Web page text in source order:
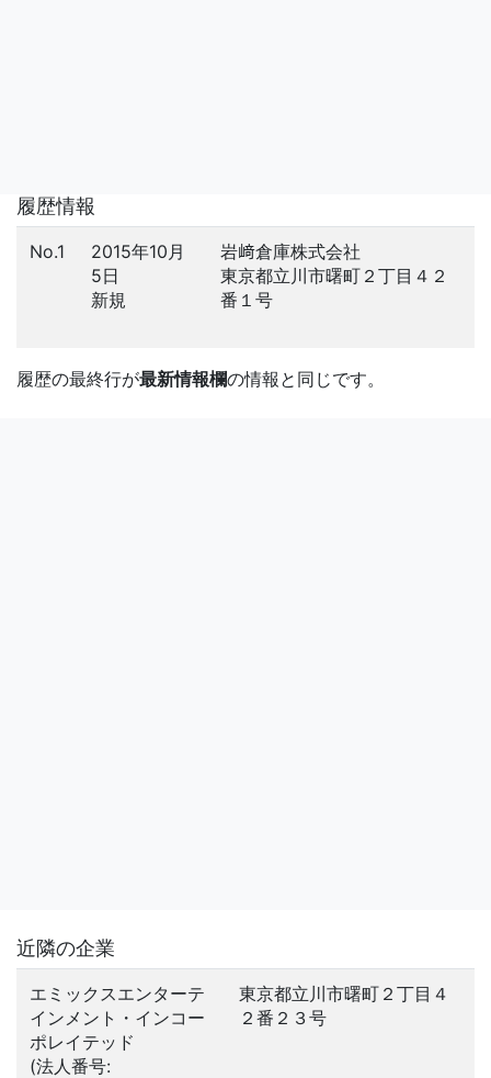
履歴情報
No.1
2015年10月
5日
新規
岩﨑倉庫株式会社
東京都立川市曙町２丁目４２
番１号
履歴の最終行が最新情報欄の情報と同じです。
近隣の企業
エミックスエンターテ
インメント・インコー
ポレイテッド
(法人番号:
東京都立川市曙町２丁目４
２番２３号